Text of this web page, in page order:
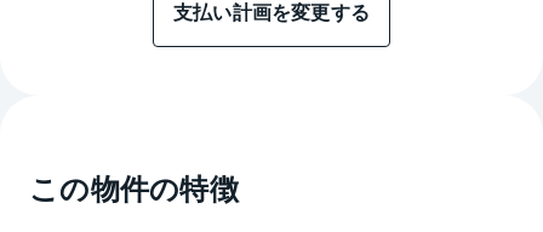
支払い計画を変更する
この物件の特徴